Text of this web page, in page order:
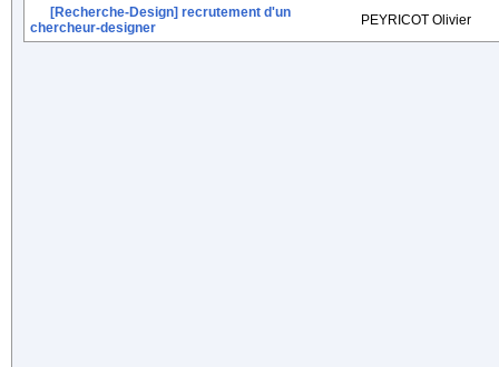
[Recherche-Design] recrutement d'un
chercheur-designer
PEYRICOT Olivier